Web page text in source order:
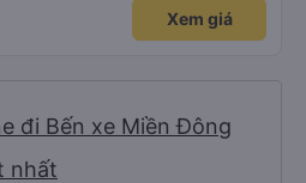
Xem giá
đi Bến xe Miền Đông
nhất